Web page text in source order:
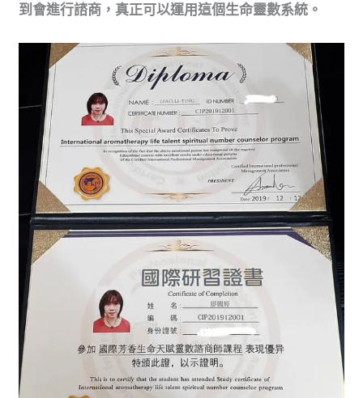
到會進行諮商，真正可以運用這個生命靈數系統。